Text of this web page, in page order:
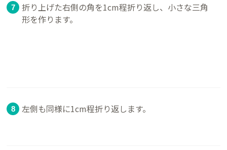
折り上げた右側の角を1cm程折り返し、小さな三角
形を作ります。
左側も同様に1cm程折り返します。